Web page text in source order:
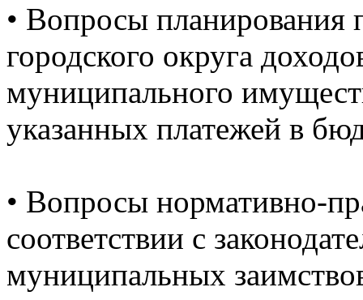
• Вопросы планирования
городского округа
муниципального
указанных платежей в
• Вопросы нормативно-
соответствии с
муниципальных